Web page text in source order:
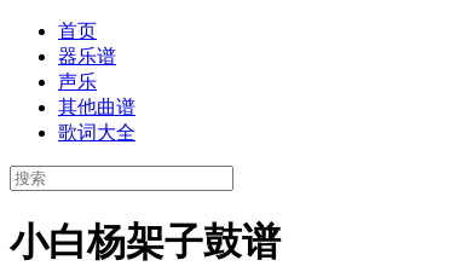
首页
器乐谱
声乐
其他曲谱
歌词大全
小白杨架子鼓谱